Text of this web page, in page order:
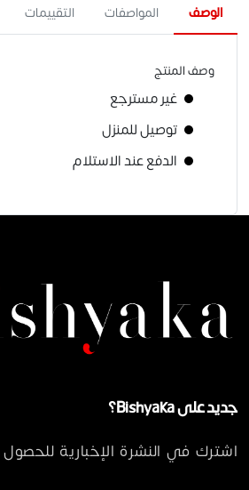
الوصف المواصفات التقييمات
وصف المنتج
غير مسترجع
توصيل للمنزل
الدفع عند الاستلام
جديد على Bishyaka؟
اشترك في النشرة الإخبارية